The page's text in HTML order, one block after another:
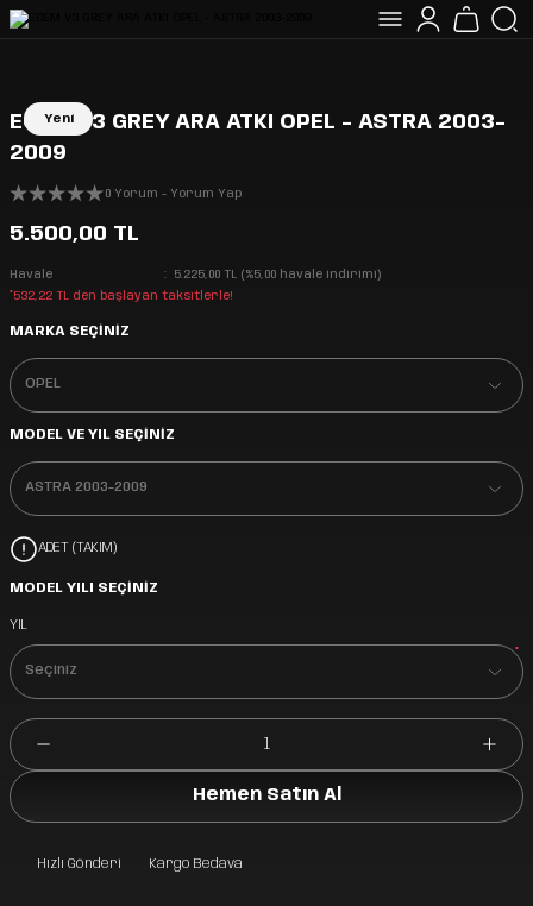
Yeni
ECEM V3 GREY ARA ATKI OPEL - ASTRA 2003-
2009
0 Yorum - Yorum Yap
5.500,00 TL
Havale
5.225,00 TL (%5,00 havale indirimi)
*532,22 TL den başlayan taksitlerle!
MARKA SEÇİNİZ
MODEL VE YIL SEÇİNİZ
ADET (TAKIM)
MODEL YILI SEÇİNİZ
YIL
*
Hemen Satın Al
Hızlı Gönderi Kargo Bedava